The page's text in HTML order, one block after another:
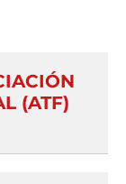
(ATF)